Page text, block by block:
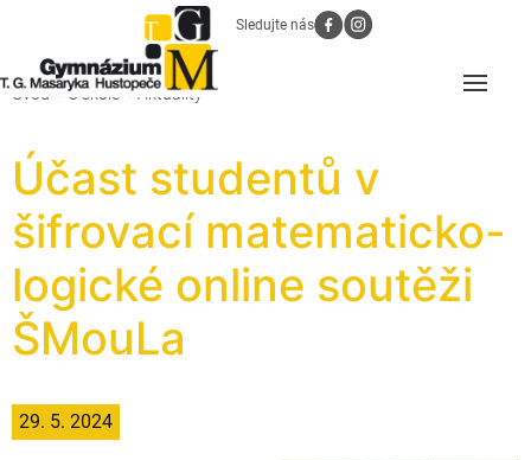
Sledujte nás
Úvod O škole Aktuality
Účast studentů v
šifrovací matematicko-
logické online soutěži
ŠMouLa
29. 5. 2024